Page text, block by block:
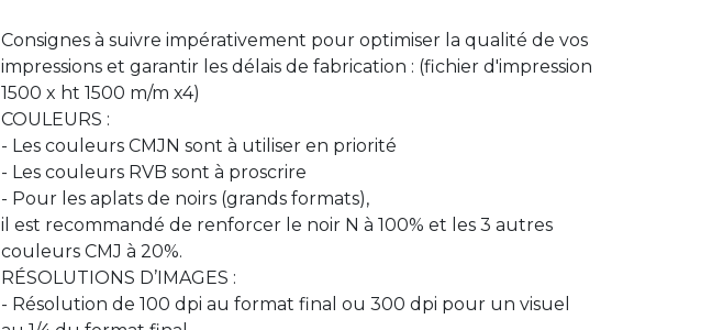
Consignes à suivre impérativement pour optimiser la qualité de vos
impressions et garantir les délais de fabrication : (fichier d'impression
1500 x ht 1500 m/m x4)
COULEURS :
- Les couleurs CMJN sont à utiliser en priorité
- Les couleurs RVB sont à proscrire
- Pour les aplats de noirs (grands formats),
il est recommandé de renforcer le noir N à 100% et les 3 autres
couleurs CMJ à 20%.
RÉSOLUTIONS D’IMAGES :
- Résolution de 100 dpi au format final ou 300 dpi pour un visuel